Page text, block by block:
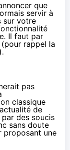
que
servir à
sur votre
Il faut par
rappel la
).
pas
classique
de
par des soucis
sans doute
proposant une